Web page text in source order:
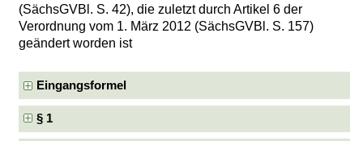
(SächsGVBl. S. 42), die zuletzt durch Artikel 6 der
Verordnung vom 1. März 2012 (SächsGVBl. S. 157)
geändert worden ist
Eingangsformel
§ 1